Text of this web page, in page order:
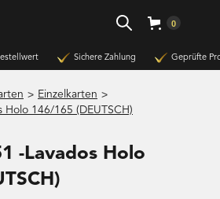
0
Sichere Zahlung Geprüfte
> Einzelkarten >
Holo 146/165 (DEUTSCH)
-Lavados Holo